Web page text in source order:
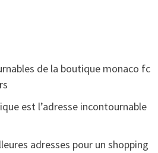
de la boutique monaco fc
est l’adresse incontournable
adresses pour un shopping